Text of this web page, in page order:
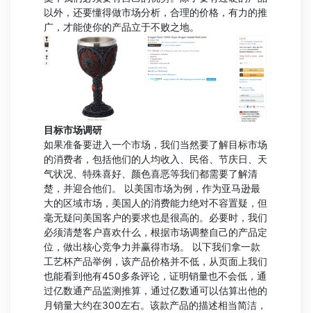
以外，还要懂得做市场分析，合理的价格，有力的推
广，才能使你的产品立于不败之地。
目标市场调研
如果准备要进入一个市场，我们当然要了解目标市场
的消费者，包括他们的人均收入、民俗、节庆日、天
气状况、特殊喜好、颜色喜恶等我们都需要了解清
楚，并迎合他们。 以美国市场为例，作为亚马逊最
大的区域市场，美国人的消费能力绝对不容置疑，但
毫无疑问美国客户的要求也是很高的。必要时，我们
必须清楚客户喜欢什么，根据市场调整自己的产品定
位，做出核心竞争力并赢得市场。 以下我们拿一款
工艺杯产品举例，该产品价格并不低，从页面上我们
也能看到他有450多条评论，证明销量也不会低，通
过亿数通产品监测推算，通过亿数通可以估算出他的
月销量大约在300左右。该款产品的描述相当简洁，